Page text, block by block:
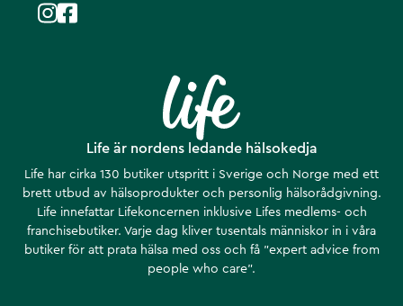
Life är nordens ledande hälsokedja
Life har cirka 130 butiker utspritt i Sverige och Norge med ett
brett utbud av hälsoprodukter och personlig hälsorådgivning.
Life innefattar Lifekoncernen inklusive Lifes medlems- och
franchisebutiker. Varje dag kliver tusentals människor in i våra
butiker för att prata hälsa med oss och få ”expert advice from
people who care”.